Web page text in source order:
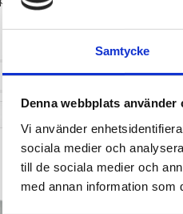
Samtycke
Denna webbplats använder
Vi använder
sociala medier och
till de sociala medier och
med annan information som